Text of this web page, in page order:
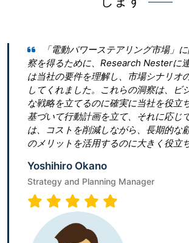
ワーステアリング市場」に関する包括的な洞
に、Research Nesterに連絡しました。会
を理解し、市場シナリオの詳細な分析を提
た。これらの洞察は、ビジネスのための強
るのに確実に当社を役立ちます。地域分析
計画を立て、それに応じて宣伝します。こ
削減しながら、長期的な顧客維持による最
活用するのに大きく役立ちます。
Okano
Planning Manager